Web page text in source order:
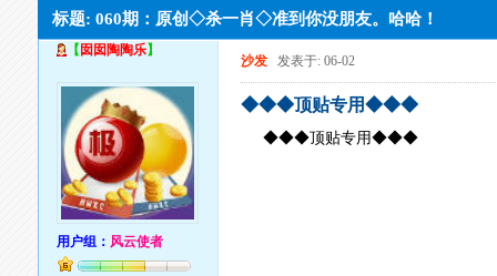
标题: 060期：原创◇杀一肖◇准到你没朋友。哈哈！
【 囡囡陶陶乐】
用户组： 风云使者
沙发 发表于: 06-02
◆◆◆顶贴专用◆◆◆
◆◆◆顶贴专用◆◆◆